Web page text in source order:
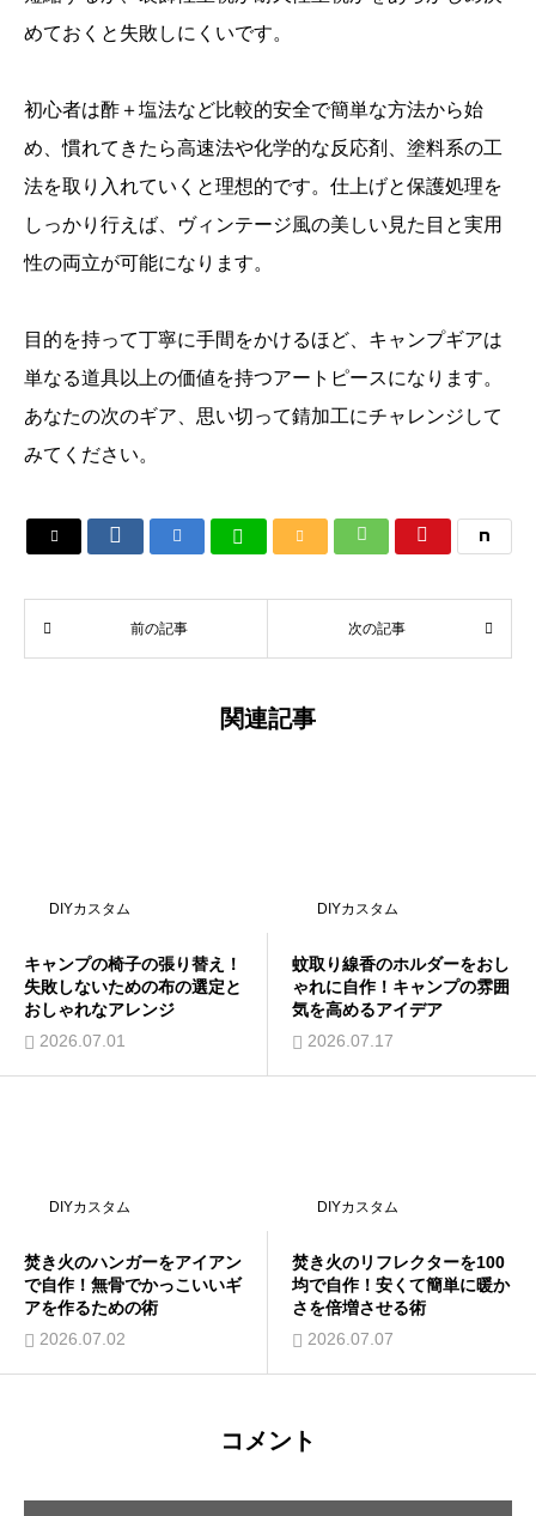
めておくと失敗しにくいです。
初心者は酢＋塩法など比較的安全で簡単な方法から始
め、慣れてきたら高速法や化学的な反応剤、塗料系の工
法を取り入れていくと理想的です。仕上げと保護処理を
しっかり行えば、ヴィンテージ風の美しい見た目と実用
性の両立が可能になります。
目的を持って丁寧に手間をかけるほど、キャンプギアは
単なる道具以上の価値を持つアートピースになります。
あなたの次のギア、思い切って錆加工にチャレンジして
みてください。
     
前の記事 次の記事
関連記事
DIYカスタム
キャンプの椅子の張り替え！
失敗しないための布の選定と
おしゃれなアレンジ
2026.07.01
DIYカスタム
蚊取り線香のホルダーをおし
ゃれに自作！キャンプの雰囲
気を高めるアイデア
2026.07.17
DIYカスタム
焚き火のハンガーをアイアン
で自作！無骨でかっこいいギ
アを作るための術
2026.07.02
DIYカスタム
焚き火のリフレクターを100
均で自作！安くて簡単に暖か
さを倍増させる術
2026.07.07
コメント